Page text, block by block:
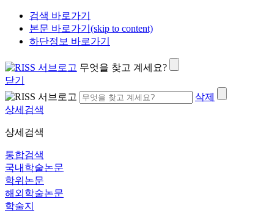
검색 바로가기
본문 바로가기(skip to content)
하단정보 바로가기
무엇을 찾고 계세요?
닫기
삭제
상세검색
상세검색
통합검색
국내학술논문
학위논문
해외학술논문
학술지